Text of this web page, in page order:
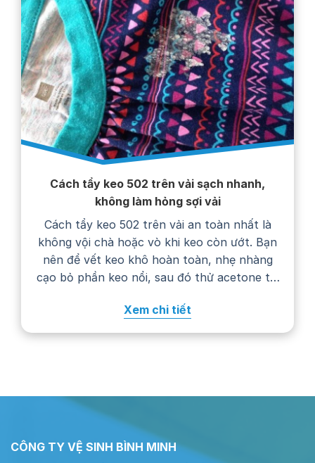
Cách tẩy keo 502 trên vải sạch nhanh,
không làm hỏng sợi vải
Cách tẩy keo 502 trên vải an toàn nhất là
không vội chà hoặc vò khi keo còn ướt. Bạn
nên để vết keo khô hoàn toàn, nhẹ nhàng
cạo bỏ phần keo nổi, sau đó thử acetone tại
Cách xử lý cụ thể còn phụ…
Xem chi tiết
CÔNG TY VỆ SINH BÌNH MINH